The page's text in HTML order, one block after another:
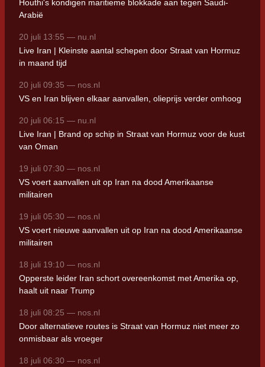
Houthi's kondigen maritieme blokkade aan tegen Saudi-
Arabië
20 juli 13:55 — nu.nl
Live Iran | Kleinste aantal schepen door Straat van Hormuz
in maand tijd
20 juli 09:35 — nos.nl
VS en Iran blijven elkaar aanvallen, olieprijs verder omhoog
20 juli 06:15 — nu.nl
Live Iran | Brand op schip in Straat van Hormuz voor de kust
van Oman
19 juli 07:30 — nos.nl
VS voert aanvallen uit op Iran na dood Amerikaanse
militairen
19 juli 05:30 — nos.nl
VS voert nieuwe aanvallen uit op Iran na dood Amerikaanse
militairen
18 juli 19:10 — nos.nl
Opperste leider Iran schort overeenkomst met Amerika op,
haalt uit naar Trump
18 juli 08:25 — nos.nl
Door alternatieve routes is Straat van Hormuz niet meer zo
onmisbaar als vroeger
18 juli 06:30 — nos.nl